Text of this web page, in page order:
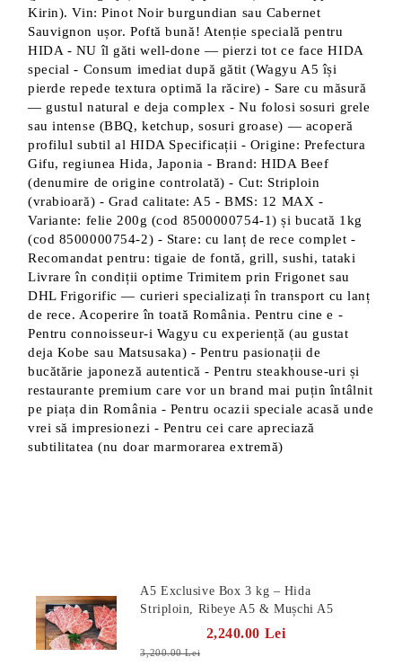
Kirin). Vin: Pinot Noir burgundian sau Cabernet
Sauvignon ușor. Poftă bună! Atenție specială pentru
HIDA - NU îl găti well-done — pierzi tot ce face HIDA
special - Consum imediat după gătit (Wagyu A5 își
pierde repede textura optimă la răcire) - Sare cu măsură
— gustul natural e deja complex - Nu folosi sosuri grele
sau intense (BBQ, ketchup, sosuri groase) — acoperă
profilul subtil al HIDA Specificații - Origine: Prefectura
Gifu, regiunea Hida, Japonia - Brand: HIDA Beef
(denumire de origine controlată) - Cut: Striploin
(vrabioară) - Grad calitate: A5 - BMS: 12 MAX -
Variante: felie 200g (cod 8500000754-1) și bucată 1kg
(cod 8500000754-2) - Stare: cu lanț de rece complet -
Recomandat pentru: tigaie de fontă, grill, sushi, tataki
Livrare în condiții optime Trimitem prin Frigonet sau
DHL Frigorific — curieri specializați în transport cu lanț
de rece. Acoperire în toată România. Pentru cine e -
Pentru connoisseur-i Wagyu cu experiență (au gustat
deja Kobe sau Matsusaka) - Pentru pasionații de
bucătărie japoneză autentică - Pentru steakhouse-uri și
restaurante premium care vor un brand mai puțin întâlnit
pe piața din România - Pentru ocazii speciale acasă unde
vrei să impresionezi - Pentru cei care apreciază
subtilitatea (nu doar marmorarea extremă)
A5 Exclusive Box 3 kg – Hida
Striploin, Ribeye A5 & Mușchi A5
2,240.00 Lei
3,200.00 Lei